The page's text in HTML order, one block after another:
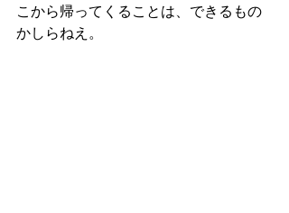
こから帰ってくることは、できるもの
かしらねえ。